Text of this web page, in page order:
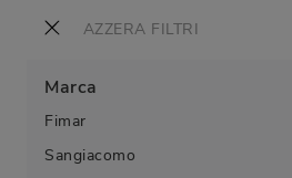
AZZERA FILTRI
Marca
Fimar
Sangiacomo